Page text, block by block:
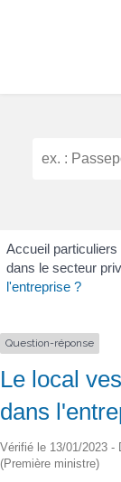
Accueil particuliers
dans le secteur
l'entreprise ?
Question-réponse
Le local
dans
Vérifié le 13/01/2023 -
(Première ministre)